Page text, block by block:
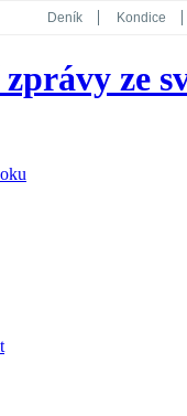
Deník Kondice
Koktejl ze